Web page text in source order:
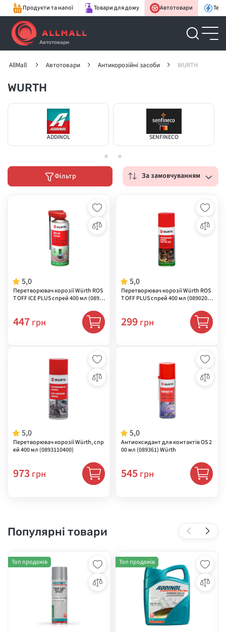
Продукти та напої Товари для дому Автотовари
Автотовари
AllMall Автотовари Антикорозійні засоби WURTH
WURTH
ADDINOL SENFINECO
Фільтр За замовчуванням
5,0
Перетворювач корозії Würth ROS
T OFF ICE PLUS спрей 400 мл (0893
447 грн
5,0
Перетворювач корозії Würth ROS
T OFF PLUS спрей 400 мл (0890200
299 грн
5,0
Перетворювач корозії Würth, спр
ей 400 мл (0893110400)
973 грн
5,0
Антиоксидант для контактів OS 2
00 мл (089361) Würth
545 грн
Популярні товари
Топ продажів Топ продажів